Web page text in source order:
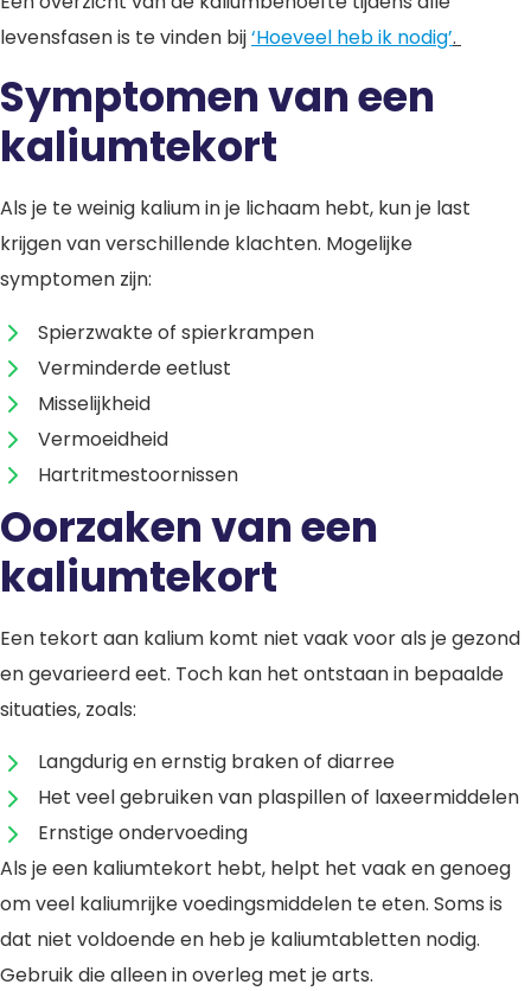
levensfasen is te vinden bij‘Hoeveel heb ik nodig’.
Symptomen van een
kaliumtekort
Als je te weinig kalium in je lichaam hebt, kun je last
krijgen van verschillende klachten. Mogelijke
symptomen zijn:
Spierzwakte of spierkrampen
Verminderde eetlust
Misselijkheid
Vermoeidheid
Hartritmestoornissen
Oorzaken van een
kaliumtekort
Een tekort aan kalium komt niet vaak voor als je gezond
en gevarieerd eet. Toch kan het ontstaan in bepaalde
situaties, zoals:
Langdurig en ernstig braken of diarree
Het veel gebruiken van plaspillen of laxeermiddelen
Ernstige ondervoeding
Als je een kaliumtekort hebt, helpt het vaak en genoeg
om veel kaliumrijke voedingsmiddelen te eten. Soms is
dat niet voldoende en heb je kaliumtabletten nodig.
Gebruik die alleen in overleg met je arts.